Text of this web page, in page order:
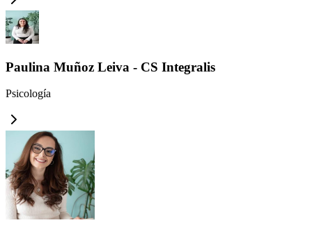
Paulina Muñoz Leiva - CS Integralis
Psicología